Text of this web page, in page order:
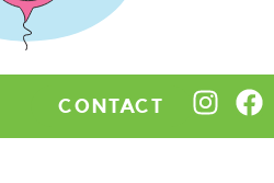
CONTACT